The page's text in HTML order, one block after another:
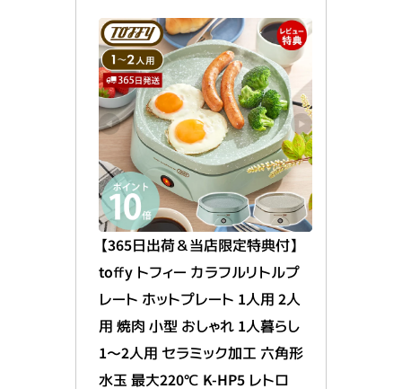
【365日出荷＆当店限定特典付】
toffy トフィー カラフルリトルプ
レート ホットプレート 1人用 2人
用 焼肉 小型 おしゃれ 1人暮らし
1～2人用 セラミック加工 六角形
水玉 最大220℃ K-HP5 レトロ